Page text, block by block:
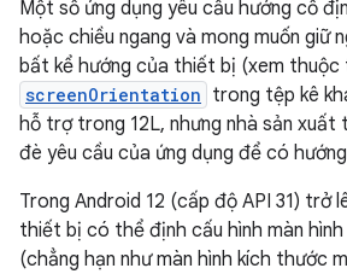
Một số ứng dụng yêu cầu hướng cố
hoặc chiều ngang và mong muốn giữ
bất kể hướng của thiết bị (xem thuộc
screenOrientation trong tệp kê
hỗ trợ trong 12L, nhưng nhà sản
đè yêu cầu của ứng dụng để có
Trong Android 12 (cấp độ API 31) trở
thiết bị có thể định cấu hình màn
(chẳng hạn như màn hình kích thước